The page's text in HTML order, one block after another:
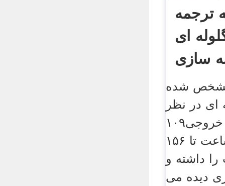
ترجمه
ای
سازی
شده
ای در نظر
گرفته شده است که خروجی١٠٩
کیلوگرم بر ساعت تا ١۵۶
داشته و
دیده می